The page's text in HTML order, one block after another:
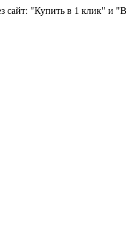
сайт: "Купить в 1 клик" и